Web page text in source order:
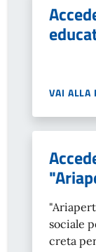
VAI ALLA
sociale
creta